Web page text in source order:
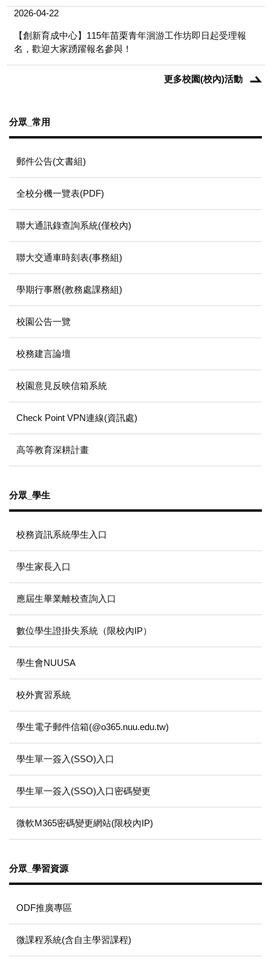
2026-04-22
【創新育成中心】115年苗栗青年洄游工作坊即日起受理報
名，歡迎大家踴躍報名參與！
更多校園(校內)活動
分眾_常用
郵件公告(文書組)
全校分機一覽表(PDF)
聯大通訊錄查詢系統(僅校內)
聯大交通車時刻表(事務組)
學期行事曆(教務處課務組)
校園公告一覽
校務建言論壇
校園意見反映信箱系統
Check Point VPN連線(資訊處)
高等教育深耕計畫
分眾_學生
校務資訊系統學生入口
學生家長入口
應屆生畢業離校查詢入口
數位學生證掛失系統（限校內IP）
學生會NUUSA
校外實習系統
學生電子郵件信箱(@o365.nuu.edu.tw)
學生單一簽入(SSO)入口
學生單一簽入(SSO)入口密碼變更
微軟M365密碼變更網站(限校內IP)
分眾_學習資源
ODF推廣專區
微課程系統(含自主學習課程)